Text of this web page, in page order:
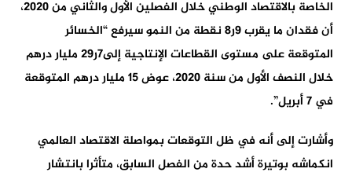
الخاصة بالاقتصاد الوطني خلال الفصلين الأول والثاني من 2020،
أن فقدان ما يقرب 9ر8 نقطة من النمو سيرفع “الخسائر
المتوقعة على مستوى القطاعات الإنتاجية إلى7ر29 مليار درهم
خلال النصف الأول من سنة 2020، عوض 15 مليار درهم المتوقعة
في 7 أبريل”.
وأشارت إلى أنه في ظل التوقعات بمواصلة الاقتصاد العالمي
انكماشه بوتيرة أشد حدة من الفصل السابق، متأثرا بانتشار